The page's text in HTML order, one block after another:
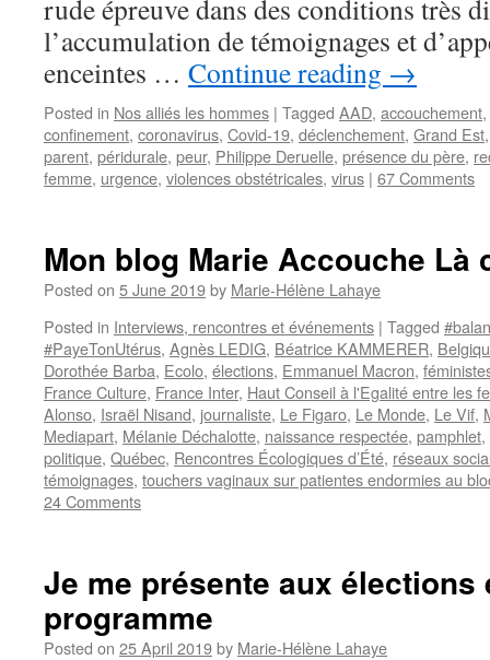
rude épreuve dans des conditions très
l’accumulation de témoignages et
enceintes … Continue reading →
Posted in Nos alliés les hommes | Tagged AAD, accouchement,
confinement, coronavirus, Covid-19, déclenchement, Grand Est
parent, péridurale, peur, Philippe Deruelle, présence du père,
femme, urgence, violences obstétricales, virus | 67 Comments
Mon blog Marie Accouche Là
Posted on 5 June 2019by Marie-Hélène Lahaye
Posted in Interviews, rencontres et événements | Tagged
#PayeTonUtérus, Agnès LEDIG, Béatrice KAMMERER,
Dorothée Barba, Ecolo, élections, Emmanuel Macron,
France Culture, France Inter, Haut Conseil à l'Egalité entre les
Alonso, Israël Nisand, journaliste, Le Figaro, Le Monde, Le Vif,
Mediapart, Mélanie Déchalotte, naissance respectée, pamphlet,
politique, Québec, Rencontres Écologiques d’Été, réseaux
témoignages, touchers vaginaux sur patientes endormies au
24 Comments
Je me présente aux élections
programme
Posted on 25 April 2019by Marie-Hélène Lahaye